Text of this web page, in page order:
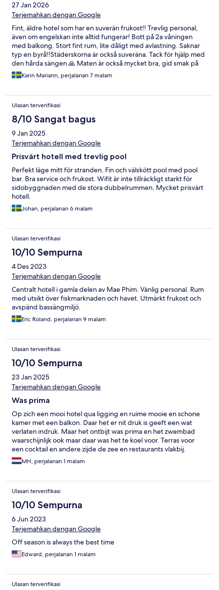
27 Jan 2026
Terjemahkan dengan Google
Fint, äldre hotel som har en suverän frukost!! Trevlig personal,
även om engelskan inte alltid fungerar! Bott på 2a våningen
med balkong. Stort fint rum, lite dåligt med avlastning. Saknar
typ en byrå!!Städerskorna är också suveräna. Tack för hjälp med
den hårda sängen 🙏 Maten är också mycket bra, gid smak på
det mesta! Pool till sist, lite platser så det ryms inte många. Men
havet är så nära!! Tack för oss!
Karin Mariann, perjalanan 7 malam
Ulasan terverifikasi
8/10 Sangat bagus
9 Jan 2025
Terjemahkan dengan Google
Prisvärt hotell med trevlig pool
Perfekt läge mitt för stranden. Fin och välskött pool med pool
bar. Bra service och frukost. Wifit är inte tillräckligt starkt för
sidobyggnaden med de stora dubbelrummen. Mycket prisvärt
hotell.
Johan, perjalanan 6 malam
Ulasan terverifikasi
10/10 Sempurna
4 Des 2023
Terjemahkan dengan Google
Centralt hotell i gamla delen av Mae Phim. Vänlig personal. Rum
med utsikt över fiskmarknaden och havet. Utmärkt frukost och
avspänd bassängmiljö.
Eric Roland, perjalanan 9 malam
Ulasan terverifikasi
10/10 Sempurna
23 Jan 2025
Terjemahkan dengan Google
Was prima
Op zich een mooi hotel qua ligging en ruime mooie en schone
kamer met een balkon. Daar het er nit druk is geeft een wat
verlaten indruk. Maar het ontbijt was prima en het zwembad
waarschijnlijk ook maar daar was het te koel voor. Terras voor
een cocktail en andere zijde de zee en restaurants vlakbij.
MH, perjalanan 1 malam
Ulasan terverifikasi
10/10 Sempurna
6 Jun 2023
Terjemahkan dengan Google
Off season is always the best time
Edward, perjalanan 1 malam
Ulasan terverifikasi